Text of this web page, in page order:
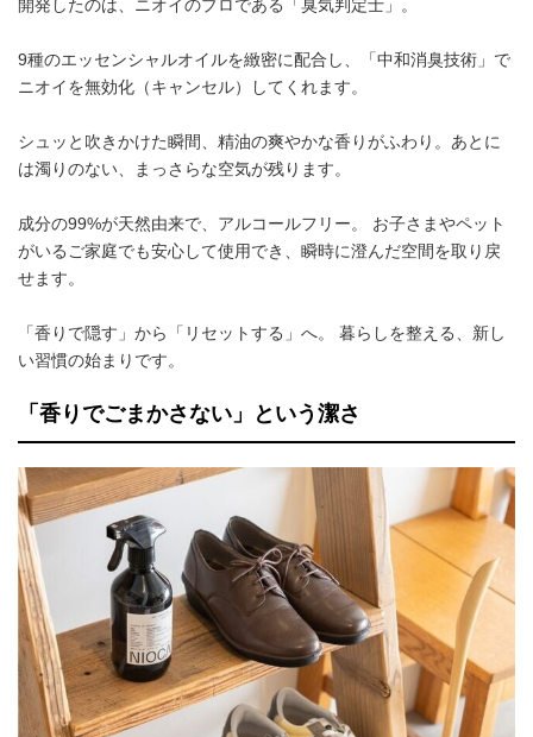
開発したのは、ニオイのプロである「臭気判定士」。
9種のエッセンシャルオイルを緻密に配合し、「中和消臭技術」で
ニオイを無効化（キャンセル）してくれます。
シュッと吹きかけた瞬間、精油の爽やかな香りがふわり。あとに
は濁りのない、まっさらな空気が残ります。
成分の99%が天然由来で、アルコールフリー。 お子さまやペット
がいるご家庭でも安心して使用でき、瞬時に澄んだ空間を取り戻
せます。
「香りで隠す」から「リセットする」へ。 暮らしを整える、新し
い習慣の始まりです。
「香りでごまかさない」という潔さ